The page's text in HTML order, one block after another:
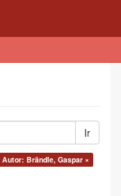
Ir
Autor: Brändle, Gaspar ×